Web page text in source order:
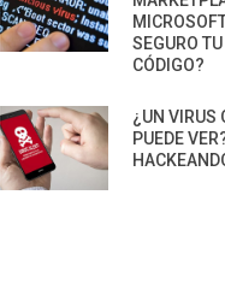
SEGURO
CÓDIGO?
¿UN VIRUS
PUEDE